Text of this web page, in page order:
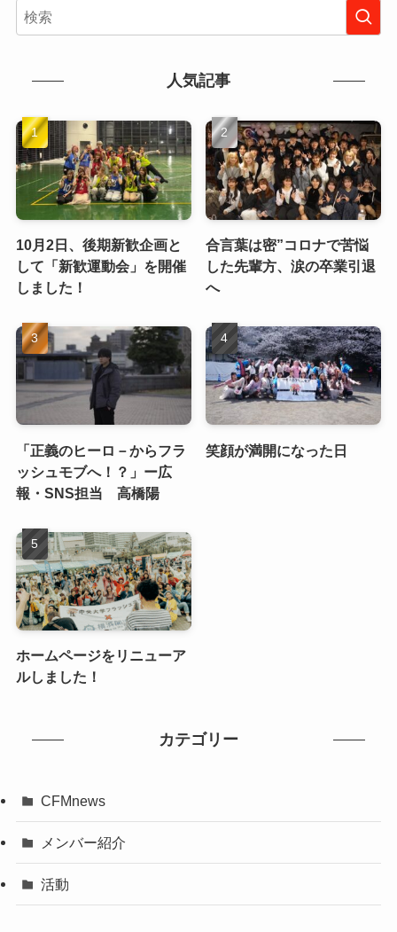
人気記事
10月2日、後期新歓企画と
して「新歓運動会」を開催
しました！
合言葉は密”コロナで苦悩
した先輩方、涙の卒業引退
へ
「正義のヒーロ－からフラ
ッシュモブへ！？」ー広
報・SNS担当 高橋陽
笑顔が満開になった日
ホームページをリニューア
ルしました！
カテゴリー
CFMnews
メンバー紹介
活動